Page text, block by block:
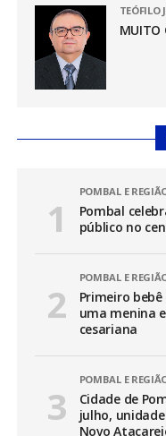
TEÓFILO
MUITO
POMBAL E
Pombal
público no
POMBAL E
Primeiro
uma menina
cesariana
POMBAL E
Cidade de
julho,
Novo